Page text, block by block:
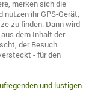
merken sich die
nutzen ihr GPS-Gerät,
zu finden. Dann wird
dem Inhalt der
der Besuch
- für den
und lustigen